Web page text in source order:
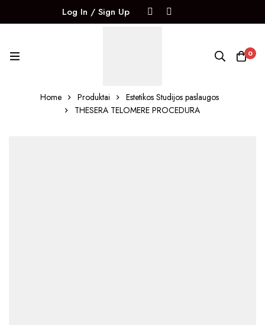
Log In / Sign Up
0
Home Produktai
Estetikos Studijos paslaugos
THESERA TELOMERE PROCEDŪRA